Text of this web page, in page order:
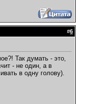
#6
Так думать - это,
- не один, а в
в одну голову).